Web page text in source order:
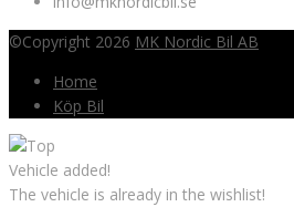
©Copyright 2026 MK Nordic Bil AB
Home
Köp Bil
Vehicle added!
The vehicle is already in the wishlist!